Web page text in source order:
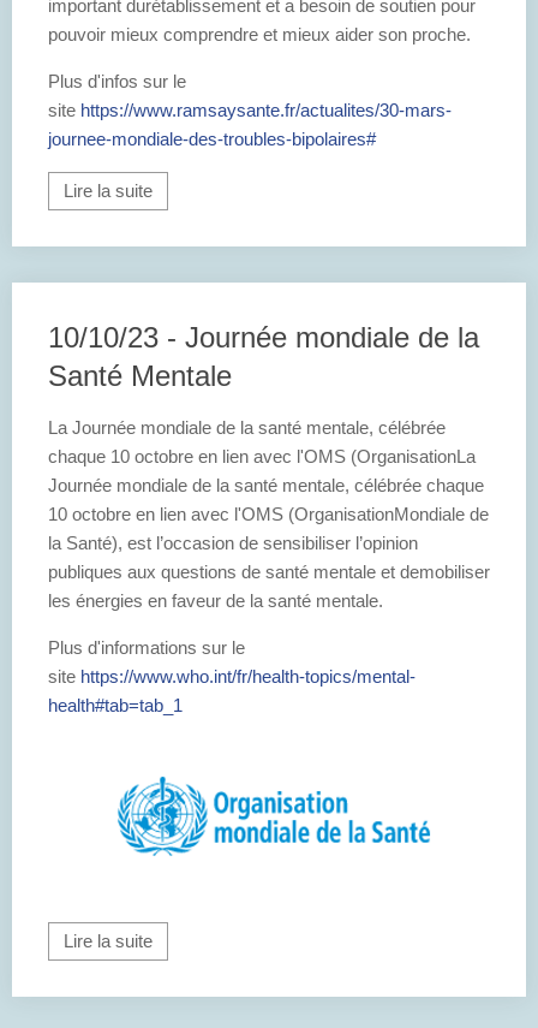
important durétablissement et a besoin de soutien pour
pouvoir mieux comprendre et mieux aider son proche.
Plus d'infos sur le
site https://www.ramsaysante.fr/actualites/30-mars-
journee-mondiale-des-troubles-bipolaires#
Lire la suite
10/10/23 - Journée mondiale de la
Santé Mentale
La Journée mondiale de la santé mentale, célébrée
chaque 10 octobre en lien avec l'OMS (OrganisationLa
Journée mondiale de la santé mentale, célébrée chaque
10 octobre en lien avec l'OMS (OrganisationMondiale de
la Santé), est l’occasion de sensibiliser l’opinion
publiques aux questions de santé mentale et demobiliser
les énergies en faveur de la santé mentale.
Plus d'informations sur le
site https://www.who.int/fr/health-topics/mental-
health#tab=tab_1
Lire la suite